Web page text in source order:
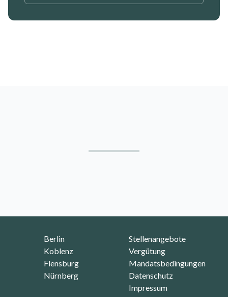
Berlin
Koblenz
Flensburg
Nürnberg
Stellenangebote
Vergütung
Mandatsbedingungen
Datenschutz
Impressum